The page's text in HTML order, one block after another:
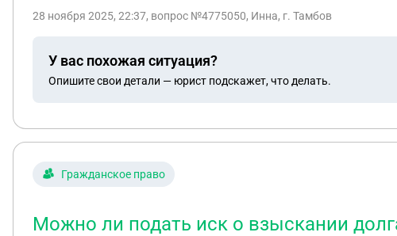
28 ноября 2025, 22:37, вопрос №4775050, Инна, г. Тамбов
У вас похожая ситуация?
Опишите свои детали — юрист подскажет, что делать.
Гражданское право
Можно ли подать иск о взыскании